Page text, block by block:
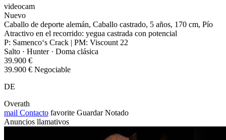
videocam
Nuevo
Caballo de deporte alemán, Caballo castrado, 5 años, 170 cm, Pío
Atractivo en el recorrido: yegua castrada con potencial
P: Samenco‘s Crack | PM: Viscount 22
Salto · Hunter · Doma clásica
39.900 €
39.900 € Negociable
DE
Overath
mail Contacto favorite Guardar Notado
Anuncios llamativos